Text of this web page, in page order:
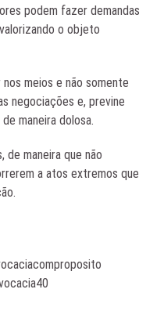
podem fazer demandas
o objeto
meios e não somente
negociações e, previne
maneira dolosa.
maneira que não
a atos extremos que